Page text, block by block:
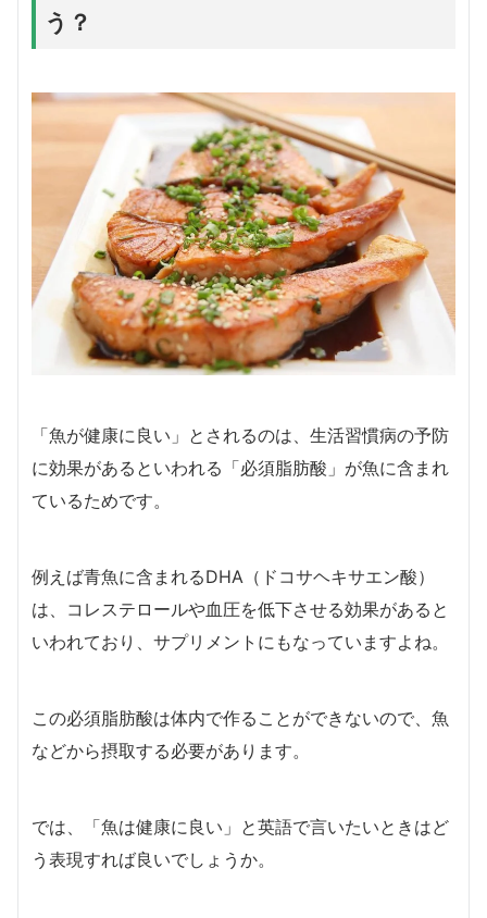
う？
「魚が健康に良い」とされるのは、生活習慣病の予防
に効果があるといわれる「必須脂肪酸」が魚に含まれ
ているためです。
例えば青魚に含まれるDHA（ドコサヘキサエン酸）
は、コレステロールや血圧を低下させる効果があると
いわれており、サプリメントにもなっていますよね。
この必須脂肪酸は体内で作ることができないので、魚
などから摂取する必要があります。
では、「魚は健康に良い」と英語で言いたいときはど
う表現すれば良いでしょうか。